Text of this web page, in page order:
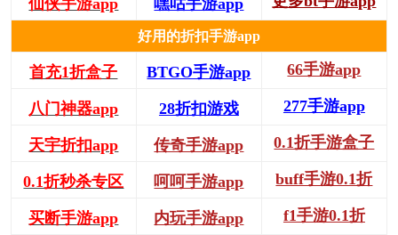
仙侠手游app 嘿咕手游app
好用的折扣手游app
首充1折盒子 BTGO手游app 66手游app
八门神器app 28折扣游戏 277手游app
天宇折扣app 传奇手游app 0.1折手游盒子
0.1折秒杀专区 呵呵手游app buff手游0.1折
买断手游app 内玩手游app f1手游0.1折